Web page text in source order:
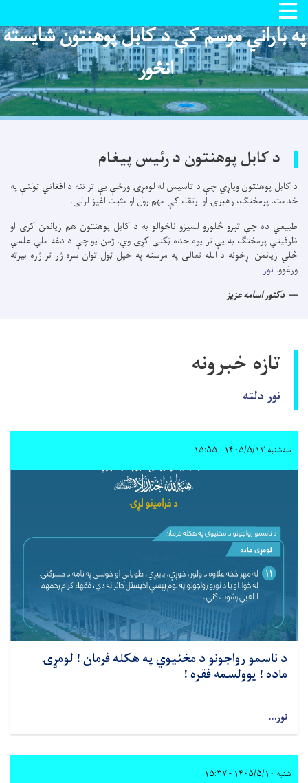
اصلي
منځپانګه
دانګل
Toggle navigation
په باراني موسم کې د کابل پوهنتون شایسته
انځور
د کابل پوهنتوند رئیسپیغام
د کابل پوهنتون ویاړي چې د تاسیس له لومړۍ ورځې یې تر ننه د افغاني ټولنې په
خدمت، پرمختګ، رهبرۍ او ارتقاء کې مهم رول او مثبت اغیز لرلی.
طبيعي ده چې تېرو څلورو لسيزو ناخوالو به د کابل پوهنتون هم زيانمن کری او
ظرفيتي پرمختګ به يې تر يوه حده ټکنی کړی وي، ژمن يو چې د دغه ملي علمي
څلي زیانمن اړخونه د الله تعالی په مرسته په خپل ټول توان سره ژر تر ژره بیرته
ورغوو. نور
دکتور اسامه عزيز
تازه خبرونه
نور دلته
سه‌شنبه ۱۴۰۵/۵/۱۳ - ۱۵:۵۵
د ناسمو رواجونو د مخنیوي په هکله فرمان ! لومړۍ
ماده ! یوولسمه فقره !
نور...
شنبه ۱۴۰۵/۵/۱۰ - ۱۵:۳۷